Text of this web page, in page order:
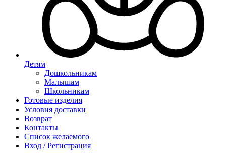
Детям
Дошкольникам
Малышам
Школьникам
Готовые изделия
Условия доставки
Возврат
Контакты
Список желаемого
Вход / Регистрация